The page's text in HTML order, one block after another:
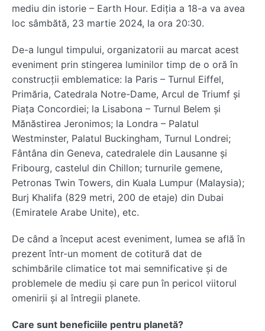
mediu din istorie – Earth Hour. Ediția a 18-a va avea
loc sâmbătă, 23 martie 2024, la ora 20:30.
De-a lungul timpului, organizatorii au marcat acest
eveniment prin stingerea luminilor timp de o oră în
construcţii emblematice: la Paris – Turnul Eiffel,
Primăria, Catedrala Notre-Dame, Arcul de Triumf şi
Piaţa Concordiei; la Lisabona – Turnul Belem şi
Mănăstirea Jeronimos; la Londra – Palatul
Westminster, Palatul Buckingham, Turnul Londrei;
Fântâna din Geneva, catedralele din Lausanne şi
Fribourg, castelul din Chillon; turnurile gemene,
Petronas Twin Towers, din Kuala Lumpur (Malaysia);
Burj Khalifa (829 metri, 200 de etaje) din Dubai
(Emiratele Arabe Unite), etc.
De când a început acest eveniment, lumea se află în
prezent într-un moment de cotitură dat de
schimbările climatice tot mai semnificative şi de
problemele de mediu şi care pun în pericol viitorul
omenirii şi al întregii planete.
Care sunt beneficiile pentru planetă?